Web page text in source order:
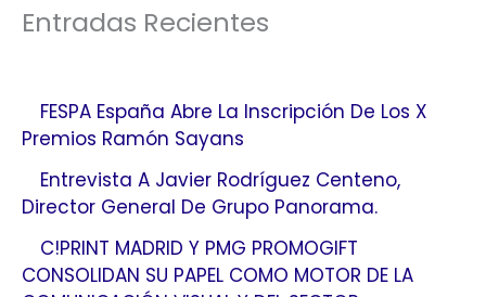
Entradas Recientes
FESPA España Abre La Inscripción De Los X
Premios Ramón Sayans
Entrevista A Javier Rodríguez Centeno,
Director General De Grupo Panorama.
C!PRINT MADRID Y PMG PROMOGIFT
CONSOLIDAN SU PAPEL COMO MOTOR DE LA